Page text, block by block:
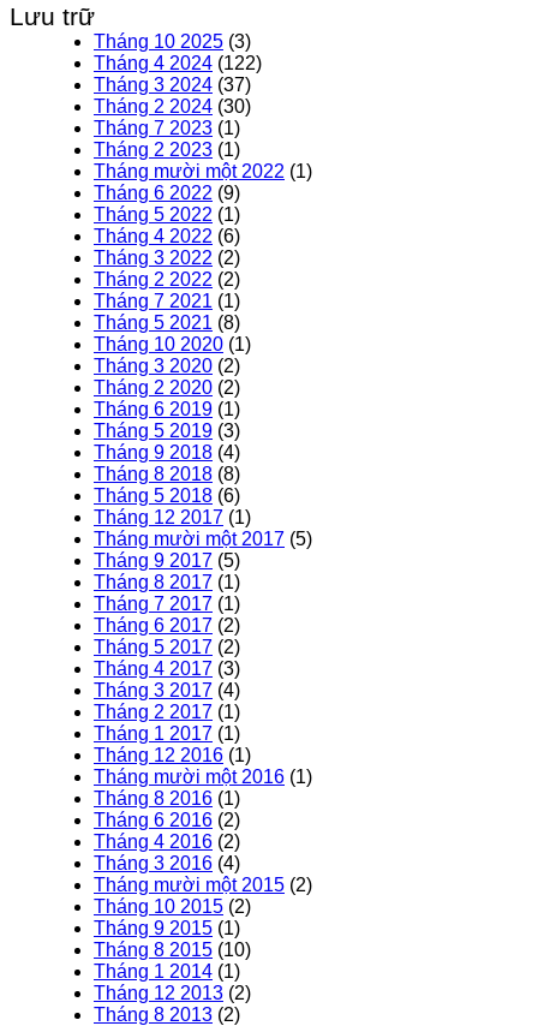
Lưu trữ
Tháng 10 2025 (3)
Tháng 4 2024 (122)
Tháng 3 2024 (37)
Tháng 2 2024 (30)
Tháng 7 2023 (1)
Tháng 2 2023 (1)
Tháng mười một 2022 (1)
Tháng 6 2022 (9)
Tháng 5 2022 (1)
Tháng 4 2022 (6)
Tháng 3 2022 (2)
Tháng 2 2022 (2)
Tháng 7 2021 (1)
Tháng 5 2021 (8)
Tháng 10 2020 (1)
Tháng 3 2020 (2)
Tháng 2 2020 (2)
Tháng 6 2019 (1)
Tháng 5 2019 (3)
Tháng 9 2018 (4)
Tháng 8 2018 (8)
Tháng 5 2018 (6)
Tháng 12 2017 (1)
Tháng mười một 2017 (5)
Tháng 9 2017 (5)
Tháng 8 2017 (1)
Tháng 7 2017 (1)
Tháng 6 2017 (2)
Tháng 5 2017 (2)
Tháng 4 2017 (3)
Tháng 3 2017 (4)
Tháng 2 2017 (1)
Tháng 1 2017 (1)
Tháng 12 2016 (1)
Tháng mười một 2016 (1)
Tháng 8 2016 (1)
Tháng 6 2016 (2)
Tháng 4 2016 (2)
Tháng 3 2016 (4)
Tháng mười một 2015 (2)
Tháng 10 2015 (2)
Tháng 9 2015 (1)
Tháng 8 2015 (10)
Tháng 1 2014 (1)
Tháng 12 2013 (2)
Tháng 8 2013 (2)